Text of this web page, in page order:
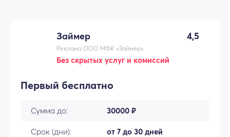
Займер 4,5
Реклама ООО МФК «Займер»
Без скрытых услуг и комиссий
Первый бесплатно
Сумма до: 30000 ₽
Срок (дни): от 7 до 30 дней